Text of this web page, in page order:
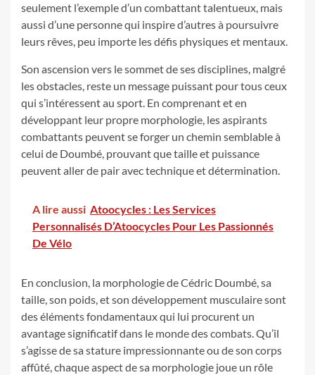
seulement l’exemple d’un combattant talentueux, mais
aussi d’une personne qui inspire d’autres à poursuivre
leurs rêves, peu importe les défis physiques et mentaux.
Son ascension vers le sommet de ses disciplines, malgré
les obstacles, reste un message puissant pour tous ceux
qui s’intéressent au sport. En comprenant et en
développant leur propre morphologie, les aspirants
combattants peuvent se forger un chemin semblable à
celui de Doumbé, prouvant que taille et puissance
peuvent aller de pair avec technique et détermination.
A lire aussi Atoocycles : Les Services
Personnalisés D’Atoocycles Pour Les Passionnés
De Vélo
En conclusion, la morphologie de Cédric Doumbé, sa
taille, son poids, et son développement musculaire sont
des éléments fondamentaux qui lui procurent un
avantage significatif dans le monde des combats. Qu’il
s’agisse de sa stature impressionnante ou de son corps
affûté, chaque aspect de sa morphologie joue un rôle